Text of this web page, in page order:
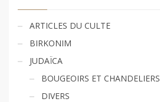
ARTICLES DU CULTE
BIRKONIM
JUDAÏCA
BOUGEOIRS ET CHANDELIERS
DIVERS